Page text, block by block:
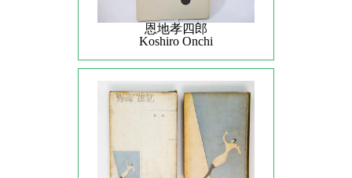
恩地孝四郎
Koshiro Onchi